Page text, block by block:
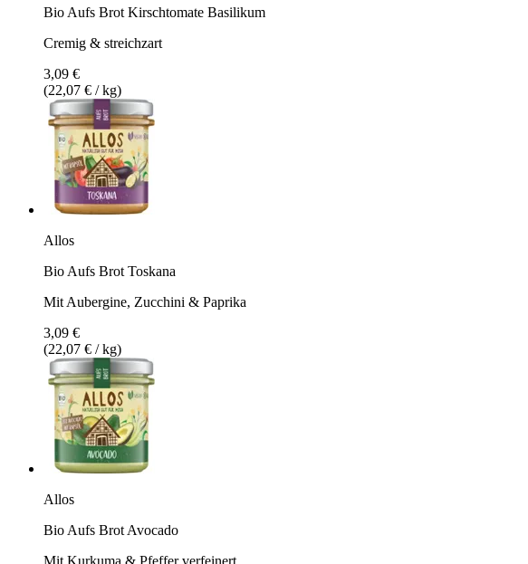
Bio Aufs Brot Kirschtomate Basilikum
Cremig & streichzart
3,09 €
(22,07 € / kg)
Allos
Bio Aufs Brot Toskana
Mit Aubergine, Zucchini & Paprika
3,09 €
(22,07 € / kg)
Allos
Bio Aufs Brot Avocado
Mit Kurkuma & Pfeffer verfeinert